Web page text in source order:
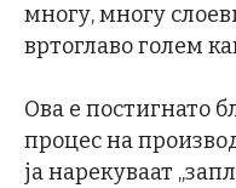
многу, многу
вртоглаво голем
Ова е постигнато
процес на
ја нарекуваат